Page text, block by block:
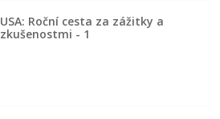
USA: Roční cesta za zážitky a
zkušenostmi - 1